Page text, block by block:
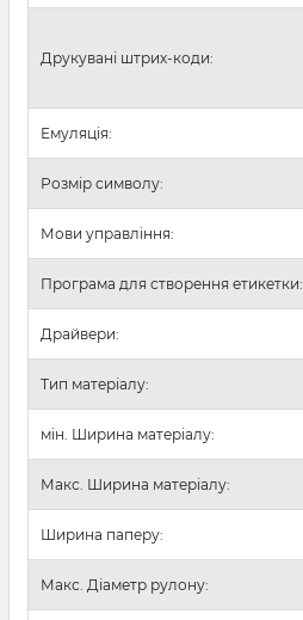
Друкувані штрих-коди:
Емуляція:
Розмір символу:
Мови управління:
Програма для створення етикетки:
Драйвери:
Тип матеріалу:
мін. Ширина матеріалу:
Макс. Ширина матеріалу:
Ширина паперу:
Макс. Діаметр рулону: